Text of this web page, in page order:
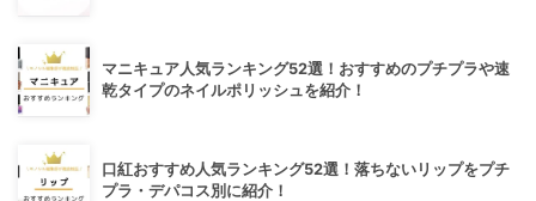
マニキュア人気ランキング52選！おすすめのプチプラや速
乾タイプのネイルポリッシュを紹介！
口紅おすすめ人気ランキング52選！落ちないリップをプチ
プラ・デパコス別に紹介！